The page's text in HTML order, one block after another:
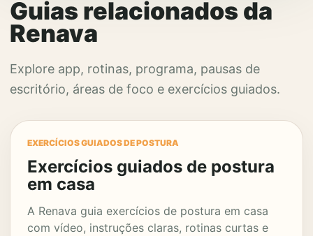
Guias relacionados da
Renava
Explore app, rotinas, programa, pausas de
escritório, áreas de foco e exercícios guiados.
EXERCÍCIOS GUIADOS DE POSTURA
Exercícios guiados de postura
em casa
A Renava guia exercícios de postura em casa
com vídeo, instruções claras, rotinas curtas e